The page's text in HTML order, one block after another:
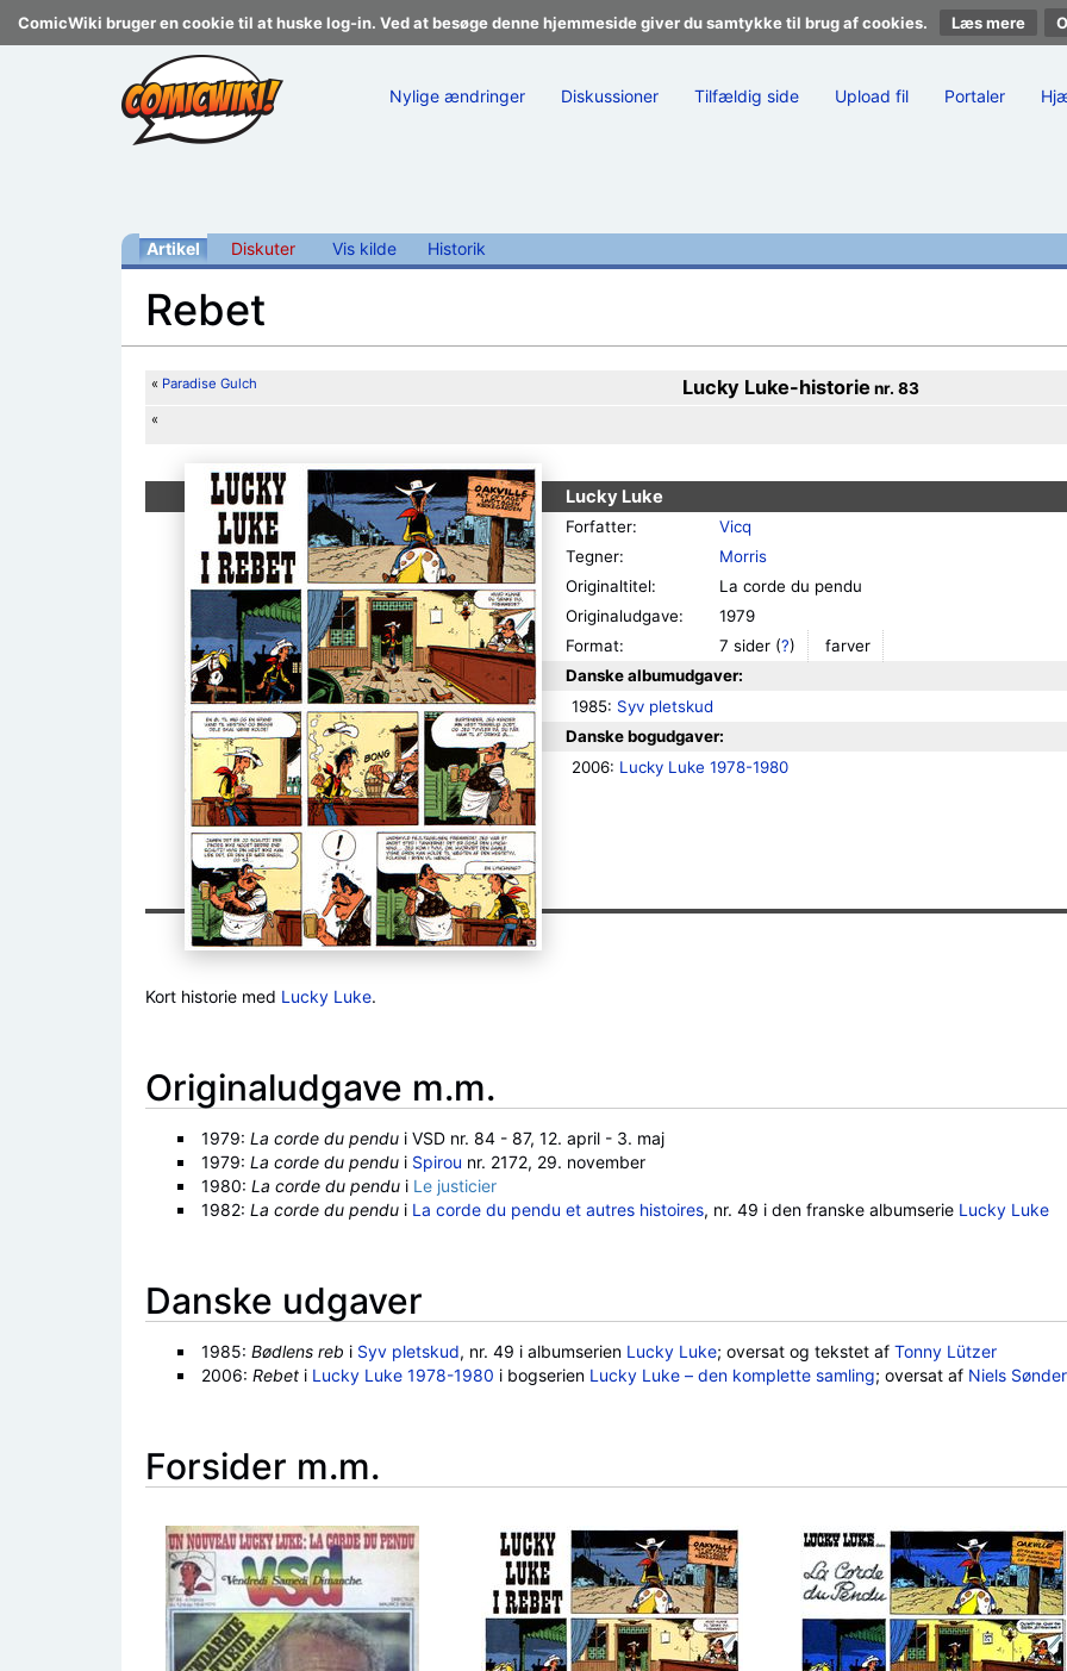
ComicWiki bruger en cookie til at huske log-in. Ved at besøge denne hjemmeside giver du samtykke til brug af cookies. Læs mere
Nylige ændringer Diskussioner Tilfældig side Upload fil Portaler
Artikel Diskuter Vis kilde Historik
Rebet
« Paradise Gulch Lucky Luke-historienr. 83
«
Lucky Luke
Forfatter:
Vicq
Tegner:
Morris
Originaltitel:
La corde du pendu
Originaludgave:
1979
Format:
7 sider (?)
farver
Danske albumudgaver:
1985: Syv pletskud
Danske bogudgaver:
2006: Lucky Luke 1978-1980
Kort historie med Lucky Luke.
Originaludgave m.m.
1979: La corde du pendui VSD nr. 84 - 87, 12. april - 3. maj
1979: La corde du pendui Spirou nr. 2172, 29. november
1980: La corde du pendui Le justicier
1982: La corde du pendui La corde du pendu et autres histoires, nr. 49 i den franske albumserie Lucky Luke
Danske udgaver
1985: Bødlens reb i Syv pletskud, nr. 49 i albumserien Lucky Luke; oversat og tekstet af Tonny Lützer
2006: Rebeti Lucky Luke 1978-1980 i bogserien Lucky Luke – den komplette samling; oversat af Niels
Forsider m.m.